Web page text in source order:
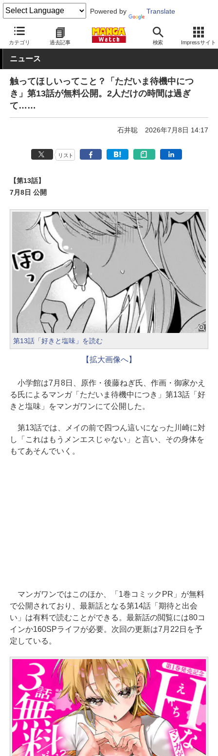
Powered by Translate
カテゴリ 過去記事 検索 Impressサイト
MANGA Watch Web/アプリ マンガワン
ニュース
触ってほしいってこと？「ただいま待機中につ
き」第13話が無料公開。2人だけの時間は過ぎ
て……
石井聡 2026年7月8日 14:17
リスト
【第13話】
7月8日 公開
第13話「好きと塩味」を読む
【拡大画像へ】
小学館は7月8日、原作・後藤ねぎ氏、作画・御家かえ
る氏によるマンガ「ただいま待機中につき」第13話「好
きと塩味」をマンガワンにて公開した。
第13話では、メイの前で四つん這いになった川崎に対
し「これはもうメンエスじゃない」と言い、その身体を
もてあそんでいく。
マンガワンではこのほか、「1巻コミックPR」が無料
で公開されており、最新話となる第14話「期待と出会
い」は有料で読むことができる。最新話の閲覧には80コ
インか160SPライフが必要。次回の更新は7月22日を予
定している。